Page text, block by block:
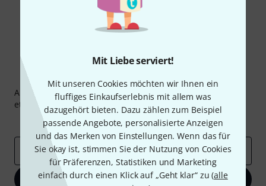
Mit Liebe serviert!
Mit unseren Cookies möchten wir Ihnen ein
fluffiges Einkaufserlebnis mit allem was
dazugehört bieten. Dazu zählen zum Beispiel
passende Angebote, personalisierte Anzeigen
und das Merken von Einstellungen. Wenn das für
Sie okay ist, stimmen Sie der Nutzung von Cookies
für Präferenzen, Statistiken und Marketing
einfach durch einen Klick auf „Geht klar“ zu (alle
Thomann Newsletter
Abonniere den Thomann Newsletter und gewinne mit
etwas Glück einen von 50 Gutscheinen über jeweils
Inspirierende Beiträge
Deals Thomann Insights
E-Mail-Adresse*
Jetzt anmelden